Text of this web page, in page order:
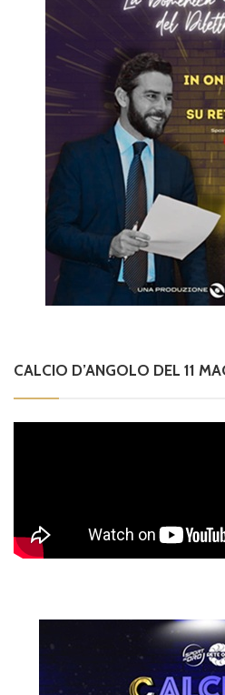
CALCIO D’ANGOLO DEL 11